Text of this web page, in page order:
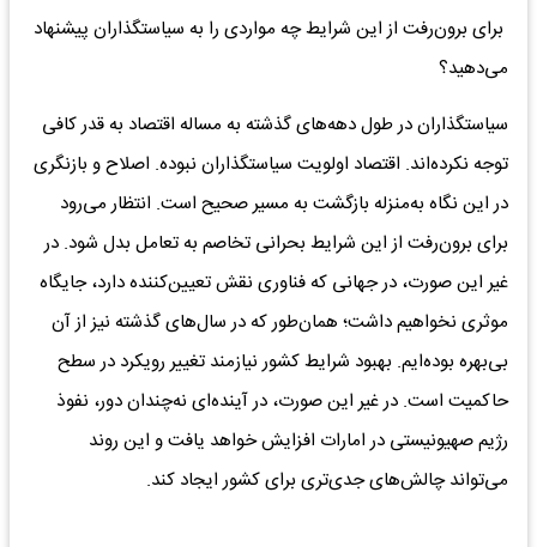
برای برون‌رفت از این شرایط چه مواردی را به سیاستگذاران پیشنهاد
می‌دهید؟
سیاستگذاران در طول دهه‌های گذشته به مساله اقتصاد به قدر کافی
توجه نکرده‌اند. اقتصاد اولویت سیاستگذاران نبوده. اصلاح و بازنگری
در این نگاه به‌منزله بازگشت به مسیر صحیح است. انتظار می‌رود
برای برون‌رفت از این شرایط بحرانی تخاصم به تعامل بدل شود. در
غیر این صورت، در جهانی که فناوری نقش تعیین‌کننده دارد، جایگاه
موثری نخواهیم داشت؛ همان‌طور که در سال‌های گذشته نیز از آن
بی‌بهره بوده‌ایم. بهبود شرایط کشور نیازمند تغییر رویکرد در سطح
حاکمیت است. در غیر این صورت، در آینده‌ای نه‌چندان دور، نفوذ
رژیم صهیونیستی در امارات افزایش خواهد یافت و این روند
می‌تواند چالش‌های جدی‌تری برای کشور ایجاد کند.